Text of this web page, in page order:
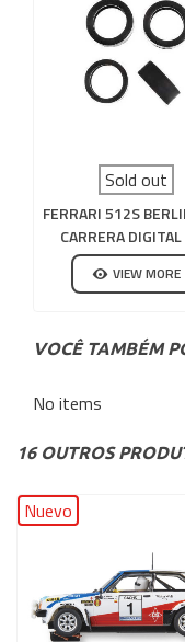
Sold out
FERRARI 512S
CARRERA
PNEUS
VIEW MORE
VOCÊ TAMBÉM
No items
16 OUTROS
Nuevo